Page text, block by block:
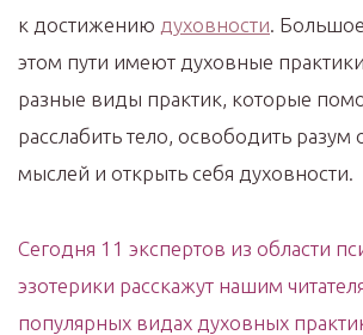
к достижению духовности.
этом пути имеют духовные
разные виды практик, которые
расслабить тело, освободить разум
мыслей и открыть себя духовности.
Сегодня 11 экспертов из области
эзотерики расскажут нашим
популярных видах духовных